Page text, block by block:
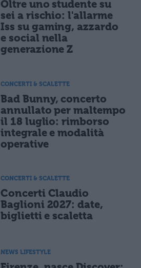
Oltre uno studente su
sei a rischio: l'allarme
Iss su gaming, azzardo
e social nella
generazione Z
CONCERTI & SCALETTE
Bad Bunny, concerto
annullato per maltempo
il 18 luglio: rimborso
integrale e modalità
operative
CONCERTI & SCALETTE
Concerti Claudio
Baglioni 2027: date,
biglietti e scaletta
NEWS LIFESTYLE